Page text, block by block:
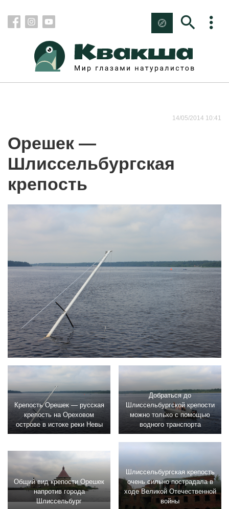
14/05/2014 10:41
Орешек —
Шлиссельбургская
крепость
Крепость Орешек — русская
крепость на Ореховом
острове в истоке реки Невы
Добраться до
Шлиссельбургской крепости
можно только с помощью
водного транспорта
Общий вид крепости Орешек
напротив города
Шлиссельбург
Шлиссельбургская крепость
очень сильно пострадала в
ходе Великой Отечественной
войны